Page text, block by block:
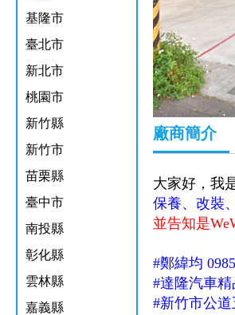
基隆市
臺北市
新北市
桃園市
新竹縣
新竹市
苗栗縣
臺中市
南投縣
彰化縣
雲林縣
嘉義縣
廠商簡介
大家好，我
保養、改裝
並告知是
#鄭緯均
#達隆汽車
#新竹市公